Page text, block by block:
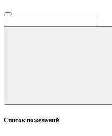
Список пожеланий